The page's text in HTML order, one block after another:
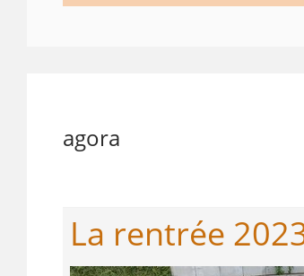
agora
La rentrée